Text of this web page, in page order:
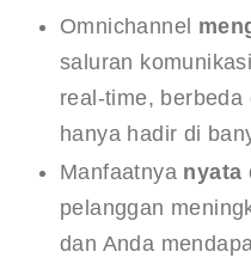
Omnichannel
saluran
real-time, berbeda
hanya hadir di
Manfaatnya nyata
pelanggan
dan Anda